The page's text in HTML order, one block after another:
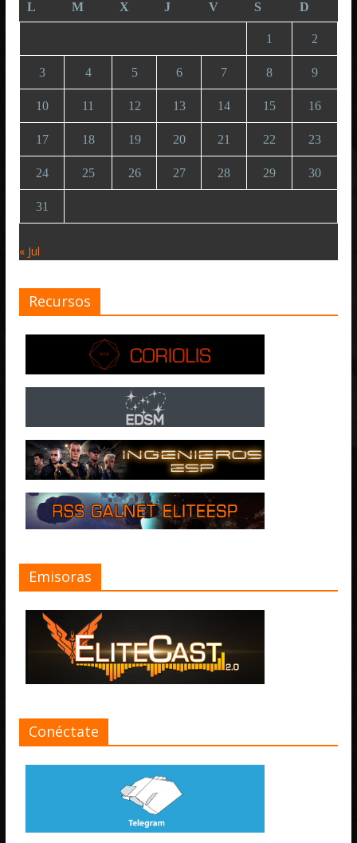
L M X J V S D
1 2
3 4 5 6 7 8 9
10 11 12 13 14 15 16
17 18 19 20 21 22 23
24 25 26 27 28 29 30
31
« Jul
Recursos
Emisoras
Conéctate